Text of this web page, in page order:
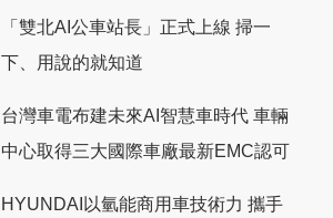
「雙北AI公車站長」正式上線 掃一
下、用說的就知道
台灣車電布建未來AI智慧車時代 車輛
中心取得三大國際車廠最新EMC認可
HYUNDAI以氫能商用車技術力 攜手